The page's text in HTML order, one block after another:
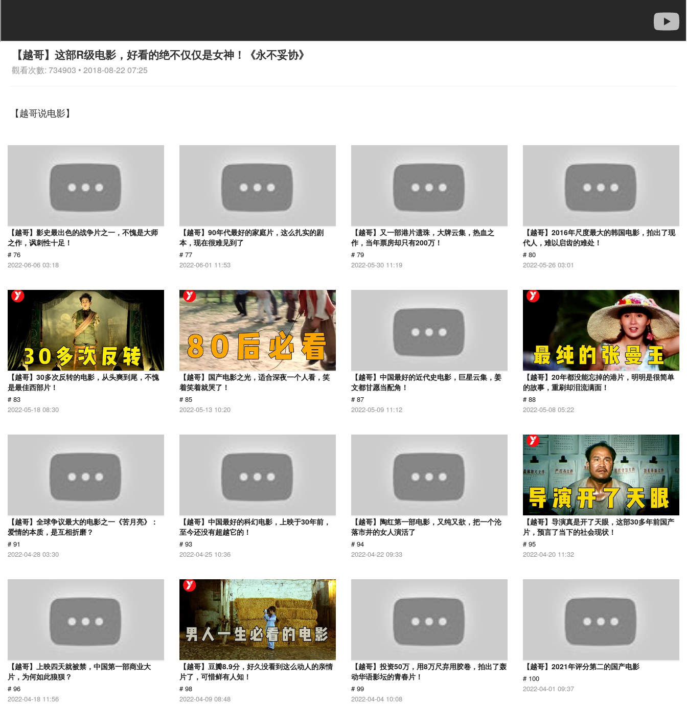
【越哥】这部R级电影，好看的绝不仅仅是女神！《永不妥协》
觀看次數: 734903 • 2018-08-22 07:25
【越哥说电影】
【越哥】影史最出色的战争片之一，不愧是大师
之作，讽刺性十足！
# 76
2022-06-06 03:18
【越哥】90年代最好的家庭片，这么扎实的剧
本，现在很难见到了
# 77
2022-06-01 11:53
【越哥】又一部港片遗珠，大牌云集，热血之
作，当年票房却只有200万！
# 79
2022-05-30 11:19
【越哥】2016年尺度最大的韩国电影，拍出了现
代人，难以启齿的难处！
# 80
2022-05-26 03:01
【越哥】30多次反转的电影，从头爽到尾，不愧
是最佳西部片！
# 83
2022-05-18 08:30
【越哥】国产电影之光，适合深夜一个人看，笑
着笑着就哭了！
# 85
2022-05-13 10:20
【越哥】中国最好的近代史电影，巨星云集，姜
文都甘愿当配角！
# 87
2022-05-09 11:12
【越哥】20年都没能忘掉的港片，明明是很简单
的故事，重刷却泪流满面！
# 88
2022-05-08 05:22
【越哥】全球争议最大的电影之一《苦月亮》：
爱情的本质，是互相折磨？
# 91
2022-04-28 03:30
【越哥】中国最好的科幻电影，上映于30年前，
至今还没有超越它的！
# 93
2022-04-25 10:36
【越哥】陶红第一部电影，又纯又欲，把一个沦
落市井的女人演活了
# 94
2022-04-22 09:33
【越哥】导演真是开了天眼，这部30多年前国产
片，预言了当下的社会现状！
# 95
2022-04-20 11:32
【越哥】上映四天就被禁，中国第一部商业大
片，为何如此狼狈？
# 96
2022-04-18 11:56
【越哥】豆瓣8.9分，好久没看到这么动人的亲情
片了，可惜鲜有人知！
# 98
2022-04-09 08:48
【越哥】投资50万，用8万尺弃用胶卷，拍出了轰
动华语影坛的青春片！
# 99
2022-04-04 10:08
【越哥】2021年评分第二的国产电影
# 100
2022-04-01 09:37